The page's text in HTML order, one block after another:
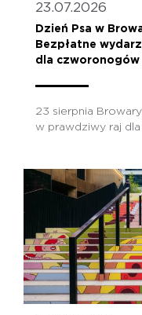
23.07.2026
Dzień Psa w
Bezpłatne
dla czworonogów
23 sierpnia
w prawdziwy raj